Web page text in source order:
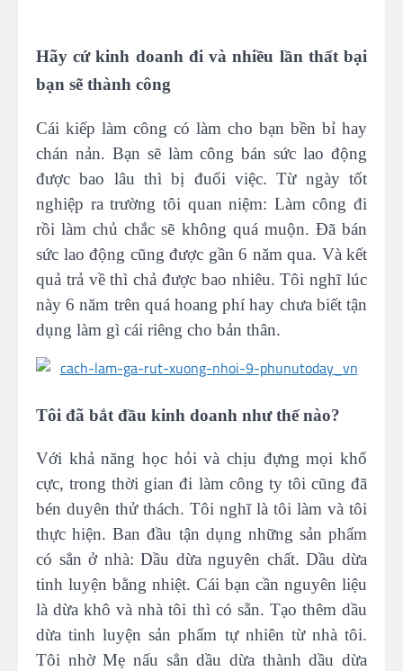
Hãy cứ kinh doanh đi và nhiều lần thất bại
bạn sẽ thành công
Cái kiếp làm công có làm cho bạn bền bỉ hay
chán nản. Bạn sẽ làm công bán sức lao động
được bao lâu thì bị đuổi việc. Từ ngày tốt
nghiệp ra trường tôi quan niệm: Làm công đi
rồi làm chủ chắc sẽ không quá muộn. Đã bán
sức lao động cũng được gần 6 năm qua. Và kết
quả trả về thì chả được bao nhiêu. Tôi nghĩ lúc
này 6 năm trên quá hoang phí hay chưa biết tận
dụng làm gì cái riêng cho bản thân.
Tôi đã bắt đầu kinh doanh như thế nào?
Với khả năng học hỏi và chịu đựng mọi khổ
cực, trong thời gian đi làm công ty tôi cũng đã
bén duyên thử thách. Tôi nghĩ là tôi làm và tôi
thực hiện. Ban đầu tận dụng những sản phẩm
có sẳn ở nhà: Dầu dừa nguyên chất. Dầu dừa
tinh luyện bằng nhiệt. Cái bạn cần nguyên liệu
là dừa khô và nhà tôi thì có sẵn. Tạo thêm dầu
dừa tinh luyện sản phẩm tự nhiên từ nhà tôi.
Tôi nhờ Mẹ nấu sẳn dầu dừa thành dầu dừa